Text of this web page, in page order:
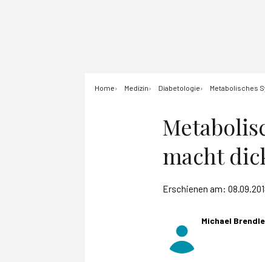
Home Medizin Diabetologie Metabolisches
macht
Erschienen am:
Michael